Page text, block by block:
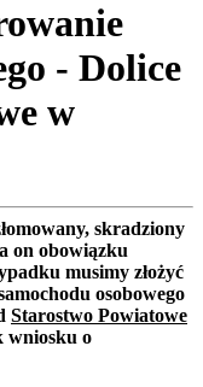
- Dolice
w
skradziony
on obowiązku
musimy złożyć
osobowego
Starostwo Powiatowe
wniosku o